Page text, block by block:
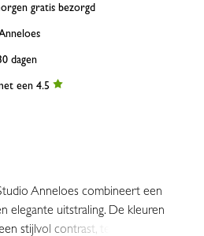
gratis bezorgd
dagen
een 4.5
Anneloes combineert een
elegante uitstraling. De kleuren
stijlvol contrast, terwijl de wide fit